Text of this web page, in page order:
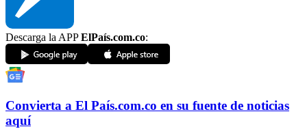
Descarga la APPElPaís.com.co:
Convierta a El País.com.co en su fuente de noticias
aquí